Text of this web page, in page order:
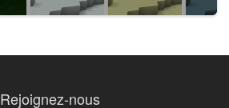
Rejoignez-nous